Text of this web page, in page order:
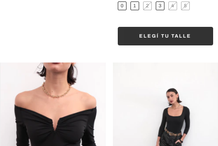
0 1 2 3 4 5
ELEGÍ TU TALLE